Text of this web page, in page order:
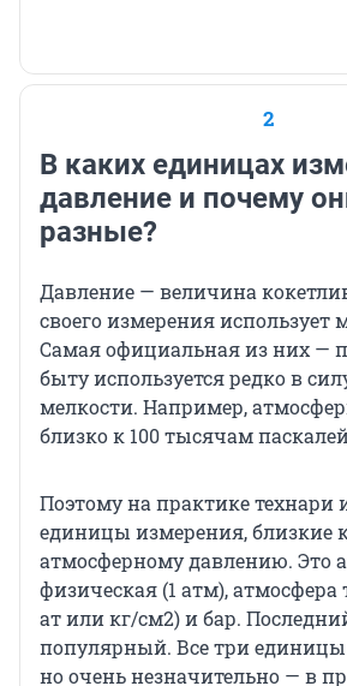
2
В каких единицах
давление и почему
разные?
Давление — величина
своего измерения использует
Самая официальная из них —
быту используется редко в
мелкости. Например,
близко к 100 тысячам
Поэтому на практике технари
единицы измерения, близкие
атмосферному давлению. Это
физическая (1 атм), атмосфера
ат или кг/см2) и бар.
популярный. Все три единицы
но очень незначительно — в